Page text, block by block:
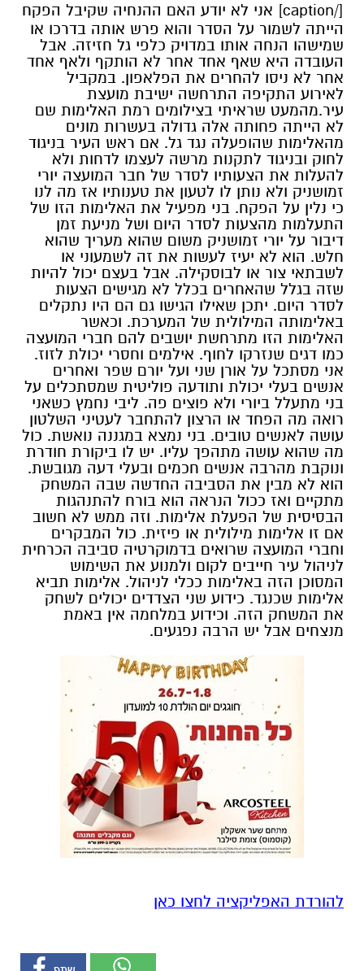
[/caption] אני לא יודע האם ההנחיה שקיבל הפקח
הייתה לשמור על הסדר והוא פרש אותה בדרכו או
שמישהו הנחה אותו במדויק כלפי גל חזיזה. אבל
העובדה היא שאף אחד אחר לא הותקף ולאף אחד
אחר לא ניסו להחרים את הפלאפון. במקביל
לאירוע התקיפה התרחשה ישיבת מועצת
עיר.מהמעט שראיתי בצילומים רמת האלימות שם
לא הייתה פחותה אלה גדולה בעשרות מונים
מהאלימות שהופעלה נגד גל. אם ראש העיר בניגוד
לחוק ובניגוד לתקנות מרשה לעצמו לדחות ולא
להעלות את הצעותיו לסדר של חבר המועצה יורי
זמושניק ולא נותן לו לטעון את טענותיו אז מה לנו
כי נלין על הפקח. בני מפעיל את האלימות הזו של
התעלמות מהצעות לסדר היום ושל מניעת זמן
דיבור על יורי זמושניק משום שהוא מעריך שהוא
חלש. הוא לא יעיז לעשות את זה לשמעוני או
לשבתאי צור או לבוסקילה. אבל בעצם יכול להיות
שזה בגלל שהאחרים בכלל לא מגישים הצעות
לסדר היום. יתכן שאילו הגישו גם הם היו נתקלים
באלימותה המילולית של המערכת. וכאשר
האלימות הזו מתרחשת יושבים להם חברי המועצה
כמו דגים שנזרקו לחוף. אילמים וחסרי יכולת לזוז.
אני מסתכל על אורן שני ועל יורם שפר ואחרים
אנשים בעלי יכולת ותודעה פוליטית שמסתכלים על
בני מתעלל ביורי ולא פוצים פה. ליבי נחמץ כשאני
רואה מה הפחד או הרצון להתחבר לעטיני השלטון
עושה לאנשים טובים. בני נמצא במגננה נואשת. כול
מה שהוא עושה מתהפך עליו. יש לו ביקורת חודרת
ונוקבת מהרבה אנשים חכמים ובעלי דעה מגובשת.
הוא לא מבין את הסביבה החדשה שבה המשחק
מתקיים ואז ככול הנראה הוא בורח להתנהגות
הבסיסית של הפעלת אלימות. וזה ממש לא חשוב
אם זו אלימות מילולית או פיזית. כול המבקרים
וחברי המועצה שרואים בדמוקרטיה סביבה הכרחית
לניהול עיר חייבים לקום ולמנוע את השימוש
המסוכן הזה באלימות ככלי לניהול. אלימות תביא
אלימות שכנגד. כידוע שני הצדדים יכולים לשחק
את המשחק הזה. וכידוע במלחמה אין באמת
מנצחים אבל יש הרבה נפגעים.
להורדת האפליקציה לחצו כאן